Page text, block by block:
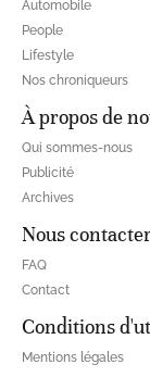
Automobile
People
Lifestyle
Nos chroniqueurs
À propos de
Qui sommes-nous
Publicité
Archives
Nous
FAQ
Contact
Conditions
Mentions légales